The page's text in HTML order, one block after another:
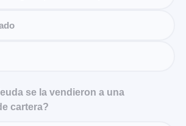
se la vendieron a una
cartera?